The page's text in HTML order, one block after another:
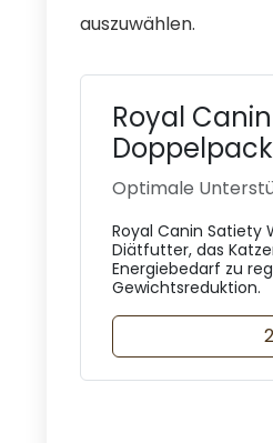
auszuwählen.
Royal
Optimale
Royal Canin Satiety
Diätfutter, das
Energiebedarf zu
Gewichtsreduktion.